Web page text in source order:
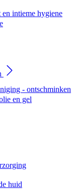
en intieme hygiene
- ontschminken
en gel
huid